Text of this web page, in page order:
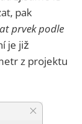
pak
prvek podle
je již
z projektu